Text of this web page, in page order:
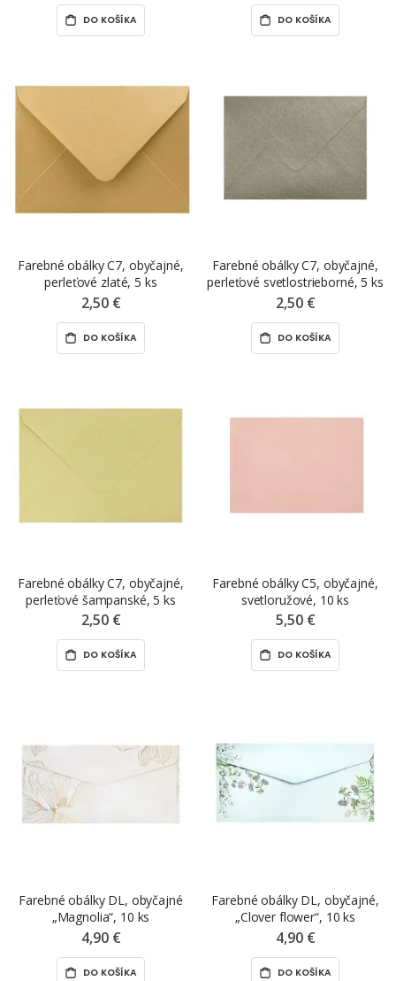
DO KOŠÍKA DO KOŠÍKA
Farebné obálky C7, obyčajné,
perleťové zlaté, 5 ks
2,50 €
DO KOŠÍKA
Farebné obálky C7, obyčajné,
perleťové svetlostrieborné, 5 ks
2,50 €
DO KOŠÍKA
Farebné obálky C7, obyčajné,
perleťové šampanské, 5 ks
2,50 €
DO KOŠÍKA
Farebné obálky C5, obyčajné,
svetloružové, 10 ks
5,50 €
DO KOŠÍKA
Farebné obálky DL, obyčajné
„Magnolia“, 10 ks
4,90 €
DO KOŠÍKA
Farebné obálky DL, obyčajné,
„Clover flower“, 10 ks
4,90 €
DO KOŠÍKA